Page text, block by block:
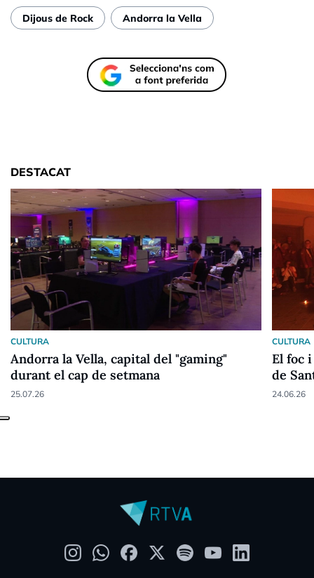
Dijous de Rock Andorra la Vella
DESTACAT
CULTURA
Andorra la Vella, capital del "gaming"
durant el cap de setmana
25.07.26
CULTURA
El foc
de
24.06.26